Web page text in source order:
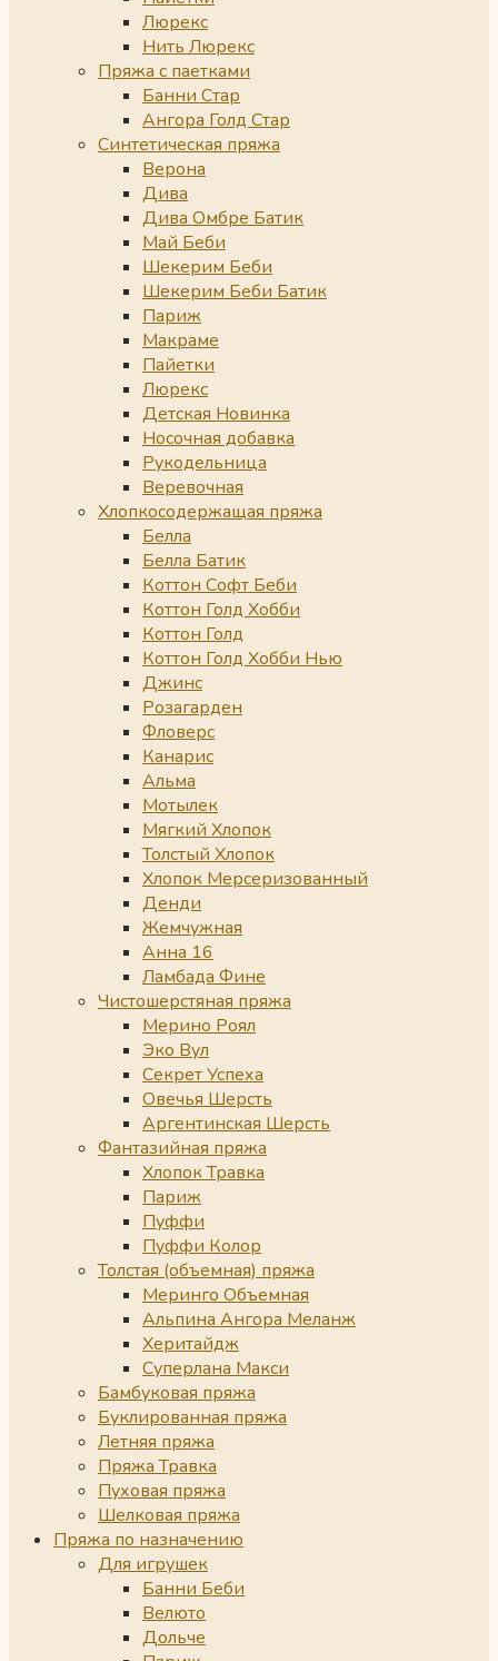
Люрекс
Нить Люрекс
Пряжа с паетками
Банни Стар
Ангора Голд Стар
Синтетическая пряжа
Верона
Дива
Дива Омбре Батик
Май Беби
Шекерим Беби
Шекерим Беби Батик
Париж
Макраме
Пайетки
Люрекс
Детская Новинка
Носочная добавка
Рукодельница
Веревочная
Хлопкосодержащая пряжа
Белла
Белла Батик
Коттон Софт Беби
Коттон Голд Хобби
Коттон Голд
Коттон Голд Хобби Нью
Джинс
Розагарден
Фловерс
Канарис
Альма
Мотылек
Мягкий Хлопок
Толстый Хлопок
Хлопок Мерсеризованный
Денди
Жемчужная
Анна 16
Ламбада Фине
Чистошерстяная пряжа
Мерино Роял
Эко Вул
Секрет Успеха
Овечья Шерсть
Аргентинская Шерсть
Фантазийная пряжа
Хлопок Травка
Париж
Пуффи
Пуффи Колор
Толстая (объемная) пряжа
Меринго Объемная
Альпина Ангора Меланж
Херитайдж
Суперлана Макси
Бамбуковая пряжа
Буклированная пряжа
Летняя пряжа
Пряжа Травка
Пуховая пряжа
Шелковая пряжа
Пряжа по назначению
Для игрушек
Банни Беби
Велюто
Дольче